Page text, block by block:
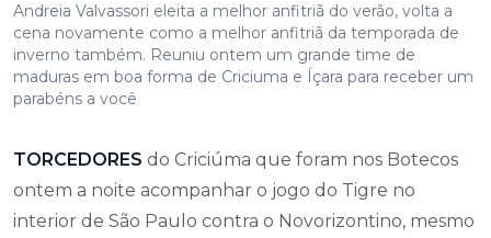
Andreia Valvassori eleita a melhor anfitriã do verão, volta a
cena novamente como a melhor anfitriã da temporada de
inverno também. Reuniu ontem um grande time de
maduras em boa forma de Criciuma e Íçara para receber um
parabéns a você
TORCEDORES do Criciúma que foram nos Botecos
ontem a noite acompanhar o jogo do Tigre no
interior de São Paulo contra o Novorizontino, mesmo